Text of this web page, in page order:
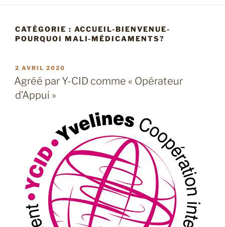
CATÉGORIE : ACCUEIL-BIENVENUE-
POURQUOI MALI-MÉDICAMENTS?
PUBLIÉ
LE
2 AVRIL 2020
Agréé par Y-CID comme « Opérateur
d’Appui »